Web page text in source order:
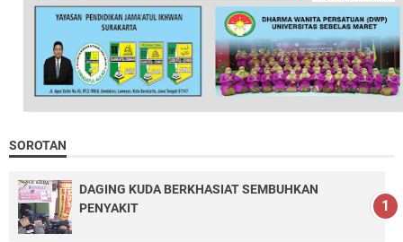
SOROTAN
DAGING KUDA BERKHASIAT SEMBUHKAN
PENYAKIT